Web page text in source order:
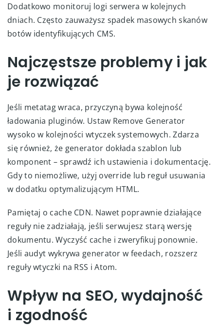
Dodatkowo monitoruj logi serwera w kolejnych
dniach. Często zauważysz spadek masowych skanów
botów identyfikujących CMS.
Najczęstsze problemy i jak
je rozwiązać
Jeśli metatag wraca, przyczyną bywa kolejność
ładowania pluginów. Ustaw Remove Generator
wysoko w kolejności wtyczek systemowych. Zdarza
się również, że generator dokłada szablon lub
komponent – sprawdź ich ustawienia i dokumentację.
Gdy to niemożliwe, użyj override lub reguł usuwania
w dodatku optymalizującym HTML.
Pamiętaj o cache CDN. Nawet poprawnie działające
reguły nie zadziałają, jeśli serwujesz starą wersję
dokumentu. Wyczyść cache i zweryfikuj ponownie.
Jeśli audyt wykrywa generator w feedach, rozszerz
reguły wtyczki na RSS i Atom.
Wpływ na SEO, wydajność
i zgodność